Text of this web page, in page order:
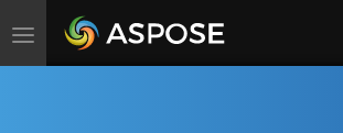
Toggle